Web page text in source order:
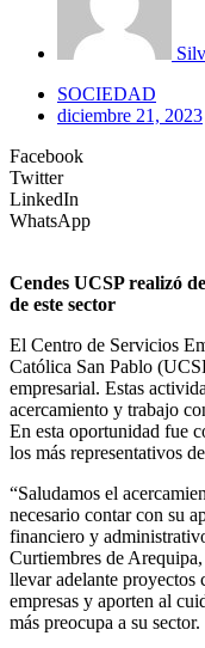
SOCIEDAD
diciembre 21, 2023
Facebook
Twitter
LinkedIn
WhatsApp
Cendes UCSP realizó
de este sector
El Centro de Servicios
Católica San Pablo
empresarial. Estas
acercamiento y trabajo
En esta oportunidad fue
los más representativos
“Saludamos el
necesario contar con su
financiero y
Curtiembres de
llevar adelante proyectos
empresas y aporten al
más preocupa a su sector.